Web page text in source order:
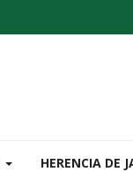
HERENCIA DE